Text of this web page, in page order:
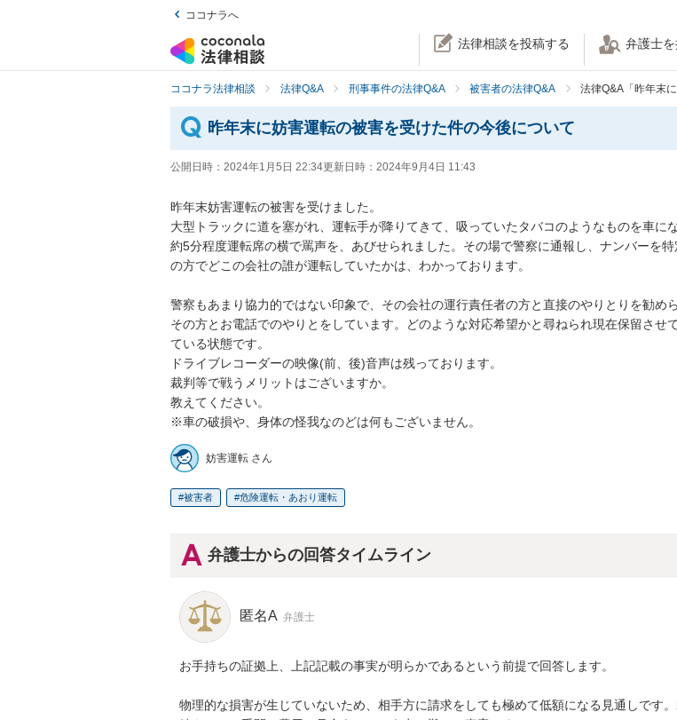
ココナラへ
法律相談を投稿する 弁護士
ココナラ法律相談 法律Q&A 刑事事件の法律Q&A 被害者の法律Q&A 法律Q&A「昨年末
昨年末に妨害運転の被害を受けた件の今後について
公開日時： 2024年1月5日 22:34更新日時： 2024年9月4日 11:43
昨年末妨害運転の被害を受けました。
大型トラックに道を塞がれ、運転手が降りてきて、吸っていたタバコのようなものを車にな
約5分程度運転席の横で罵声を、あびせられました。その場で警察に通報し、ナンバーを特
の方でどこの会社の誰が運転していたかは、わかっております。
警察もあまり協力的ではない印象で、その会社の運行責任者の方と直接のやりとりを勧め
その方とお電話でのやりとをしています。どのような対応希望かと尋ねられ現在保留させ
ている状態です。
ドライブレコーダーの映像(前、後)音声は残っております。
裁判等で戦うメリットはございますか。
教えてください。
※車の破損や、身体の怪我なのどは何もございません。
妨害運転 さん
被害者 危険運転・あおり運転
弁護士からの回答タイムライン
匿名A 弁護士
お手持ちの証拠上、上記記載の事実が明らかであるという前提で回答します。
物理的な損害が生じていないため、相手方に請求をしても極めて低額になる見通しです